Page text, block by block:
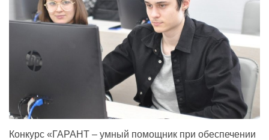
Конкурс «ГАРАНТ – умный помощник при обеспечении